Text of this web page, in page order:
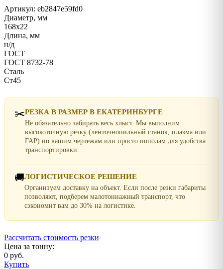
Артикул: eb2847e59fd0
Диаметр, мм
168х22
Длина, мм
н/д
ГОСТ
ГОСТ 8732-78
Сталь
Ст45
✂️РЕЗКА В РАЗМЕР В ЕКАТЕРИНБУРГЕ
Не обязательно забирать весь хлыст. Мы выполним
высокоточную резку (ленточнопильный станок, плазма или
ГАР) по вашим чертежам или просто пополам для удобства
транспортировки.
🚚ЛОГИСТИЧЕСКОЕ РЕШЕНИЕ
Организуем доставку на объект. Если после резки габариты
позволяют, подберем малотоннажный транспорт, что
сэкономит вам до 30% на логистике.
Рассчитать стоимость резки
Цена за тонну:
0 руб.
Купить